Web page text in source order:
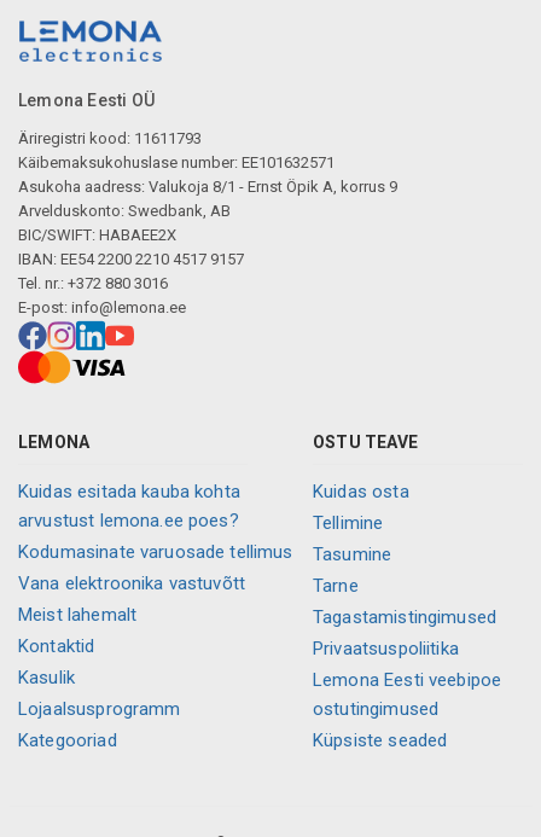
Lemona Eesti OÜ
Äriregistri kood: 11611793
Käibemaksukohuslase number: EE101632571
Asukoha aadress: Valukoja 8/1 - Ernst Öpik A, korrus 9
Arvelduskonto: Swedbank, AB
BIC/SWIFT: HABAEE2X
IBAN: EE54 2200 2210 4517 9157
Tel. nr.: +372 880 3016
E-post: info@lemona.ee
LEMONA
Kuidas esitada kauba kohta
arvustust lemona.ee poes?
Kodumasinate varuosade tellimus
Vana elektroonika vastuvõtt
Meist lahemalt
Kontaktid
Kasulik
Lojaalsusprogramm
Kategooriad
OSTU TEAVE
Kuidas osta
Tellimine
Tasumine
Tarne
Tagastamistingimused
Privaatsuspoliitika
Lemona Eesti veebipoe
ostutingimused
Küpsiste seaded